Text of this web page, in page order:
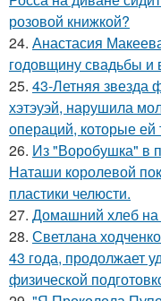
розовой книжкой?
24. Анастасия
годовщину свадьбы и
25. 43-Летняя звезда
хэтэуэй, нарушила
операций, которые
26. Из "Воробушка" в
Наташи королевой
пластики челюсти.
27. Домашний хлеб
28. Светлана
43 года, продолжает
физической